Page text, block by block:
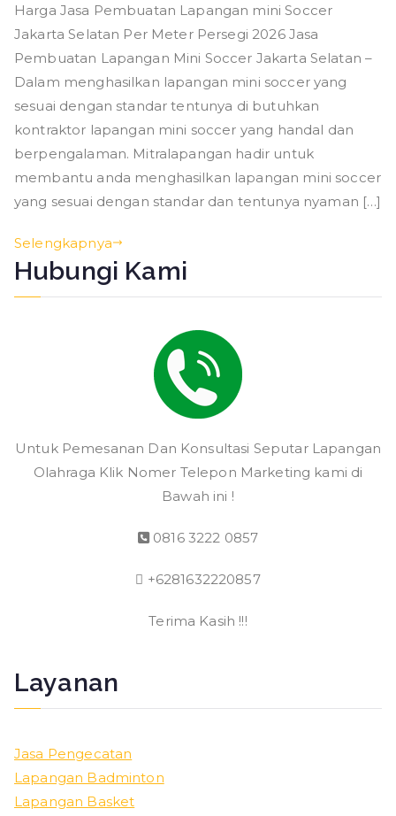
Harga Jasa Pembuatan Lapangan mini Soccer
Jakarta Selatan Per Meter Persegi 2026 Jasa
Pembuatan Lapangan Mini Soccer Jakarta Selatan –
Dalam menghasilkan lapangan mini soccer yang
sesuai dengan standar tentunya di butuhkan
kontraktor lapangan mini soccer yang handal dan
berpengalaman. Mitralapangan hadir untuk
membantu anda menghasilkan lapangan mini soccer
yang sesuai dengan standar dan tentunya nyaman […]
Selengkapnya
Hubungi Kami
Untuk Pemesanan Dan Konsultasi Seputar Lapangan
Olahraga Klik Nomer Telepon Marketing kami di
Bawah ini !
0816 3222 0857
+6281632220857
Terima Kasih !!!
Layanan
Jasa Pengecatan
Lapangan Badminton
Lapangan Basket